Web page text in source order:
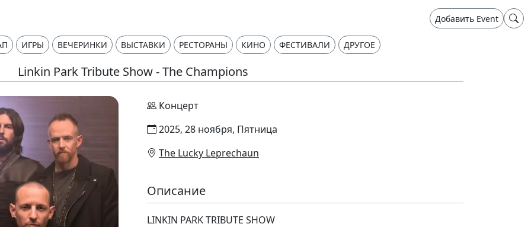
Добавить Event
ИГРЫ ВЕЧЕРИНКИ ВЫСТАВКИ РЕСТОРАНЫ КИНО ФЕСТИВАЛИ ДРУГОЕ
Linkin Park Tribute Show - The Champions
Концерт
2025, 28 ноября, Пятница
The Lucky Leprechaun
Описание
LINKIN PARK TRIBUTE SHOW